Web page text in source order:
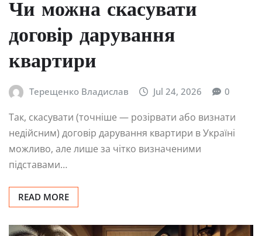
Чи можна скасувати
договір дарування
квартири
Терещенко Владислав Jul 24, 2026 0
Так, скасувати (точніше — розірвати або визнати
недійсним) договір дарування квартири в Україні
можливо, але лише за чітко визначеними
підставами…
READ MORE